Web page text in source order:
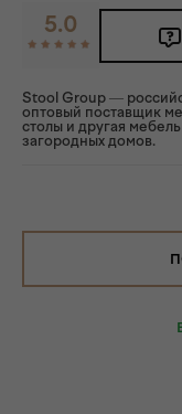
5.0
Stool Group —
оптовый поставщик
столы и другая
загородных домов.